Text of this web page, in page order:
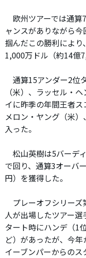
欧州ツアーでは通算
ャンスがありながら
掴んだこの勝利により
1,000万ドル（約14億
通算15アンダー2位
（米）、ラッセル・
イに昨季の年間王者
メロン・ヤング（米
入った。
松山英樹は5バーデ
で回り、通算3オーバ
円）を獲得した。
プレーオフシリーズ
人が出場したツアー
タート時にハンデ（1
ど）があったが、今
イーブンパーからのス